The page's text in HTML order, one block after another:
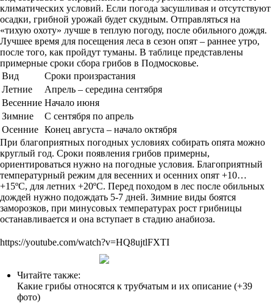
климатических условий. Если погода засушливая и отсутствуют
осадки, грибной урожай будет скудным. Отправляться на
«тихую охоту» лучше в теплую погоду, после обильного дождя.
Лучшее время для посещения леса в сезон опят – раннее утро,
после того, как пройдут туманы. В таблице представлены
примерные сроки сбора грибов в Подмосковье.
Вид
Сроки произрастания
Летние
Апрель – середина сентября
Весенние Начало июня
Зимние
С сентября по апрель
Осенние Конец августа – начало октября
При благоприятных погодных условиях собирать опята можно
круглый год. Сроки появления грибов примерны,
ориентироваться нужно на погодные условия. Благоприятный
температурный режим для весенних и осенних опят +10…
+15ºС, для летних +20ºС. Перед походом в лес после обильных
дождей нужно подождать 5-7 дней. Зимние виды боятся
заморозков, при минусовых температурах рост грибницы
останавливается и она вступает в стадию анабиоза.
https://youtube.com/watch?v=HQ8ujtlFXTI
Читайте также:
Какие грибы относятся к трубчатым и их описание (+39
фото)